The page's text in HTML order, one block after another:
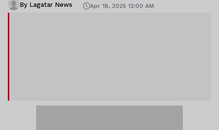
By Lagatar News Apr 18, 2025 12:00 AM